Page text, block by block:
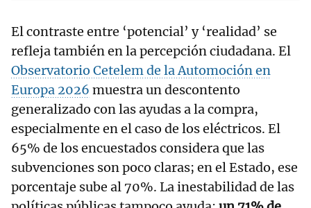
El contraste entre ‘potencial’ y ‘realidad’ se
refleja también en la percepción ciudadana. El
Observatorio Cetelem de la Automoción en
Europa 2026 muestra un descontento
generalizado con las ayudas a la compra,
especialmente en el caso de los eléctricos. El
65% de los encuestados considera que las
subvenciones son poco claras; en el Estado, ese
porcentaje sube al 70%. La inestabilidad de las